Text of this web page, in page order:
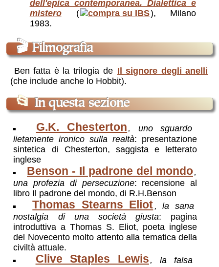
dell'epica contemporanea. Dialettica e
mistero (
), Milano
1983.
🎬 Filmografìa
Ben fatta è la trilogia de Il signore degli anelli
(che include anche lo Hobbit).
📂 In questa sezione
G.K. Chesterton , uno sguardo
lietamente ironico sulla realtà: presentazione
sintetica di Chesterton, saggista e letterato
inglese
Benson - Il padrone del mondo,
una profezia di persecuzione: recensione al
libro Il padrone del mondo, di R.H.Benson
Thomas Stearns Eliot , la sana
nostalgia di una società giusta: pagina
introduttiva a Thomas S. Eliot, poeta inglese
del Novecento molto attento alla tematica della
civiltà attuale.
Clive Staples Lewis , la falsa